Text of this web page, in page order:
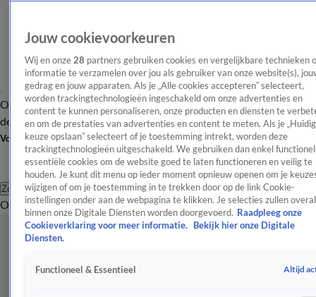
OverzichtAfleveringen Entertainment TV Algemeen
Tip
de redactieNieuwsbrief
Volg Shownieuws
Zoeken
OverzichtEntertainmentSpraakmakendRealityCrimeVideo's
Jouw cookievoorkeuren
Wij en onze 28 partners gebruiken cookies en vergelijkbare technieken
informatie te verzamelen over jou als gebruiker van onze website(s),
gedrag en jouw apparaten. Als je „Alle cookies accepteren” selecteert,
worden trackingtechnologieën ingeschakeld om onze advertenties en
content te kunnen personaliseren, onze producten en diensten te
en om de prestaties van advertenties en content te meten. Als je
keuze opslaan” selecteert of je toestemming intrekt, worden deze
trackingtechnologieën uitgeschakeld. We gebruiken dan enkel
essentiële cookies om de website goed te laten functioneren en veilig te
houden. Je kunt dit menu op ieder moment opnieuw openen om je
wijzigen of om je toestemming in te trekken door op de link Cookie-
instellingen onder aan de webpagina te klikken. Je selecties zullen overal
binnen onze Digitale Diensten worden doorgevoerd. Raadpleeg onze
Cookieverklaring voor meer informatie.
Bekijk hier onze Digitale
Diensten.
Functioneel & Essentieel Altijd